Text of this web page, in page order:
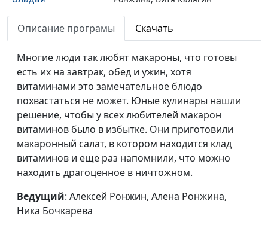
(белое)
Рождественские
звезды
Надя Малышева, Алена
Ронжина, Егор Козуля
(Рождество)
#34
Мюсли
Алексей Ронжин, Алена
Ронжина, Егор Козуля
(белое)
Квашеная капуста
Алексей Ронжин, Алена
Ронжина, Егор Козуля
(белое)
Драники
Надя Мылышева, Витя
Описание програмы Скачать
Многие люди так любят макароны, что готовы
есть их на завтрак, обед и ужин, хотя
витаминами это замечательное блюдо
похвастаться не может. Юные кулинары нашли
решение, чтобы у всех любителей макарон
витаминов было в избытке. Они приготовили
макаронный салат, в котором находится клад
витаминов и еще раз напомнили, что можно
находить драгоценное в ничтожном.
Ведущий: Алексей Ронжин, Алена Ронжина,
Ника Бочкарева